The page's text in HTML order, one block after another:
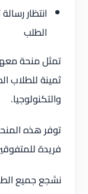
انتظار
الطلب
تمثل منحة
ثمينة للطلاب
والتكنولوجيا.
توفر هذه
فريدة
نشجع جميع